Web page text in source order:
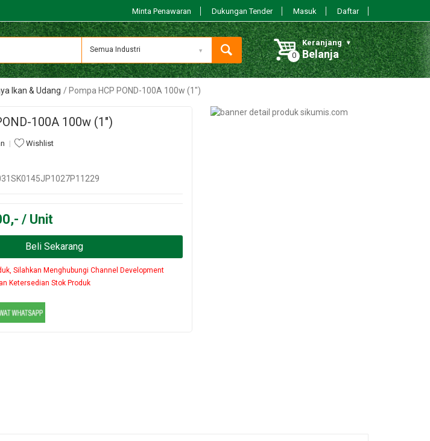
Minta Penawaran Dukungan Tender Masuk Daftar
Semua Industri
Keranjang
Belanja
Ikan & Udang Pompa HCP POND-100A 100w (1")
100A 100w (1")
Wishlist
/ Unit
Beli Sekarang
Silahkan Menghubungi Channel Development
Ketersedian Stok Produk